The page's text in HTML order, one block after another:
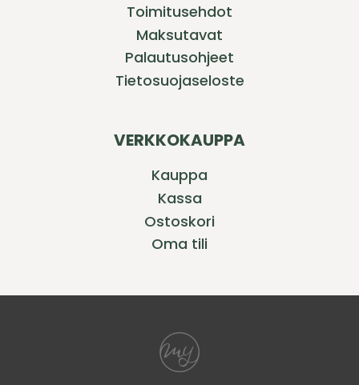
Toimitusehdot
Maksutavat
Palautusohjeet
Tietosuojaseloste
VERKKOKAUPPA
Kauppa
Kassa
Ostoskori
Oma tili